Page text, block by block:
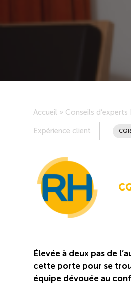
Accueil » Conseils d’experts
Expérience client
Élevée à deux pas de
cette porte pour se
équipe dévouée au